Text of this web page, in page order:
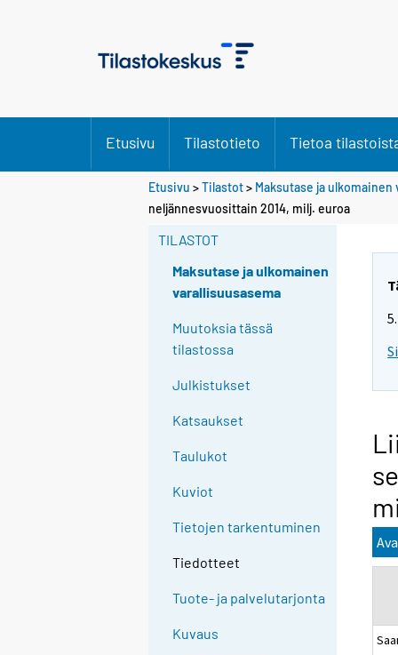
Etusivu Tilastotieto Tietoa
Etusivu >Tilastot> Maksutase ja ulkomainen
neljännesvuosittain 2014, milj. euroa
TILASTOT
Maksutase ja ulkomainen
varallisuusasema
Muutoksia tässä
tilastossa
Julkistukset
Katsaukset
Taulukot
Kuviot
Tietojen tarkentuminen
Tiedotteet
Tuote- ja palvelutarjonta
Kuvaus